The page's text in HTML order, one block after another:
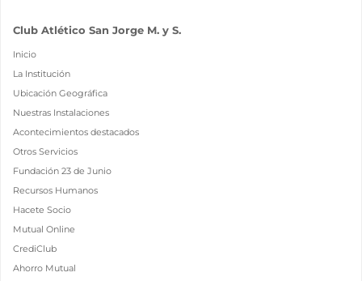
Club Atlético San Jorge M. y S.
Inicio
La Institución
Ubicación Geográfica
Nuestras Instalaciones
Acontecimientos destacados
Otros Servicios
Fundación 23 de Junio
Recursos Humanos
Hacete Socio
Mutual Online
CrediClub
Ahorro Mutual